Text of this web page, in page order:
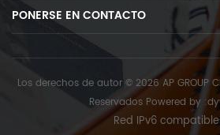
PONERSE EN CONTACTO
Los derechos de autor © 2026 AP GROUP
Reservados Powered by :
Red IPv6